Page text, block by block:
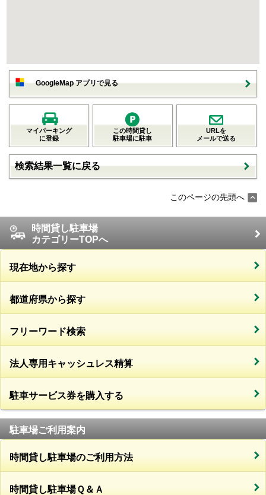
GoogleMap アプリで見る
マイパーキング
に登録
この時間貸し
駐車場に駐車
URLを
メールで送る
検索結果一覧に戻る
このページの先頭へ
時間貸し駐車場
カテゴリーTOPへ
現在地から探す
都道府県から探す
フリーワード検索
法人専用キャッシュレス精算
駐車サービス券を購入する
駐車場ご利用案内
時間貸し駐車場のご利用方法
時間貸し駐車場Ｑ＆Ａ